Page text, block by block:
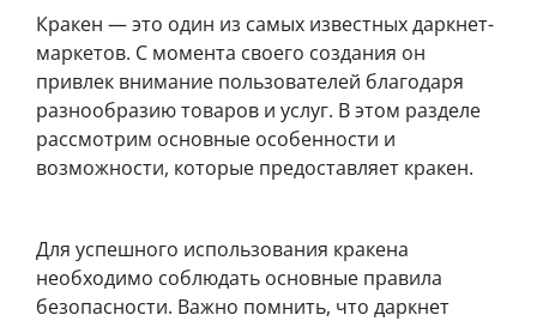
Кракен — это один из самых известных даркнет-
маркетов. С момента своего создания он
привлек внимание пользователей благодаря
разнообразию товаров и услуг. В этом разделе
рассмотрим основные особенности и
возможности, которые предоставляет кракен.
Для успешного использования кракена
необходимо соблюдать основные правила
безопасности. Важно помнить, что даркнет